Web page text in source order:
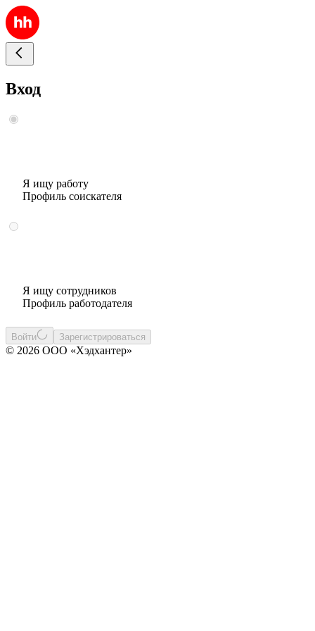
Вход
Я ищу работу
Профиль соискателя
Я ищу сотрудников
Профиль работодателя
Войти Зарегистрироваться
© 2026 ООО «Хэдхантер»